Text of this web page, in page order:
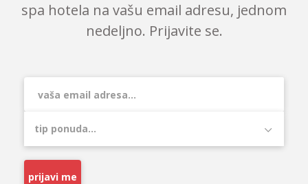
spa hotela na vašu email adresu, jednom
nedeljno. Prijavite se.
prijavi me